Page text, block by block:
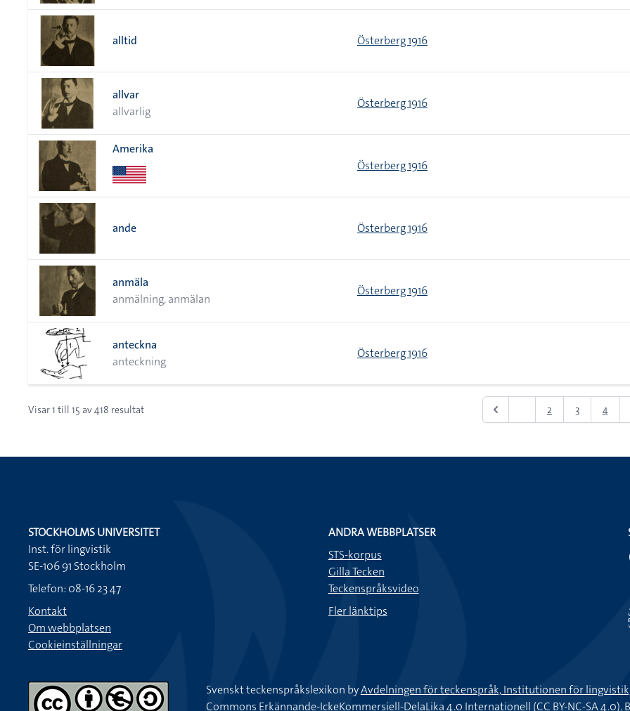
alltid Österberg 1916
allvar
allvarlig
Österberg 1916
Amerika
Österberg 1916
ande Österberg 1916
anmäla
anmälning, anmälan
Österberg 1916
anteckna
anteckning
Österberg 1916
Visar1 till 15 av418 resultat 2 3 4
STOCKHOLMS UNIVERSITET
Inst. för lingvistik
SE-106 91 Stockholm
Telefon: 08-16 23 47
Kontakt
Om webbplatsen
Cookieinställningar
ANDRA WEBBPLATSER
STS-korpus
Gilla Tecken
Teckenspråksvideo
Fler länktips
Svenskt teckenspråkslexikon byAvdelningen för teckenspråk, Institutionen för
Commons Erkännande-IckeKommersiell-DelaLika 4.0 Internationell (CC BY-NC-SA 4.0).